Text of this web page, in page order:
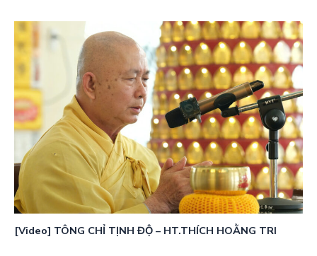
[Video] TÔNG CHỈ TỊNH ĐỘ – HT.THÍCH HOẰNG TRI